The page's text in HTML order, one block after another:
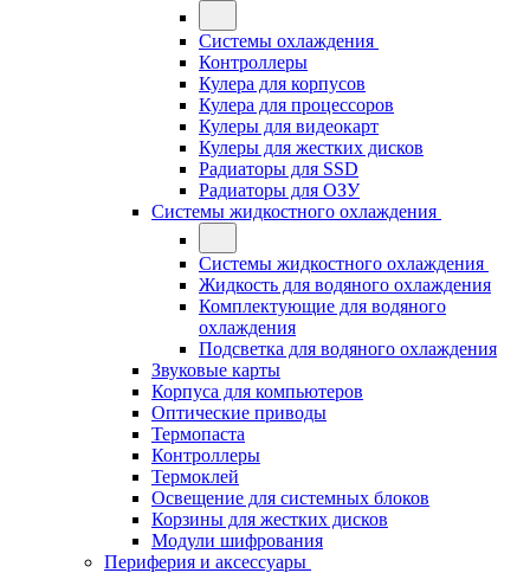
Системы охлаждения
Контроллеры
Кулера для корпусов
Кулера для процессоров
Кулеры для видеокарт
Кулеры для жестких дисков
Радиаторы для SSD
Радиаторы для ОЗУ
Системы жидкостного охлаждения
Системы жидкостного охлаждения
Жидкость для водяного охлаждения
Комплектующие для водяного
охлаждения
Подсветка для водяного охлаждения
Звуковые карты
Корпуса для компьютеров
Оптические приводы
Термопаста
Контроллеры
Термоклей
Освещение для системных блоков
Корзины для жестких дисков
Модули шифрования
Периферия и аксессуары